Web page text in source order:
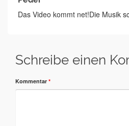
Das Video kommt net!Die Musik
Schreibe einen
Kommentar *